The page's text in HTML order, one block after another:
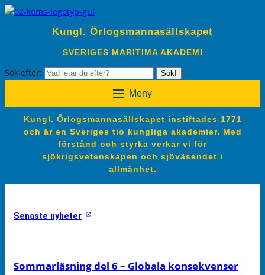
Kungl. Örlogsmannasällskapet
SVERIGES MARITIMA AKADEMI
Sök efter: Sök!
Meny
Kungl. Örlogsmannasällskapet instiftades 1771
och är en Sveriges tio kungliga akademier. Med
förstånd och styrka verkar vi för
sjökrigsvetenskapen och sjöväsendet i
allmänhet.
Senaste nyheter
Sommarläsning del 6 – Globala konsekvenser